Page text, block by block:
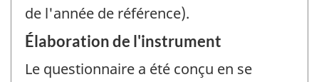
de l'année de référence).
Élaboration de l'instrument
Le questionnaire a été conçu en se